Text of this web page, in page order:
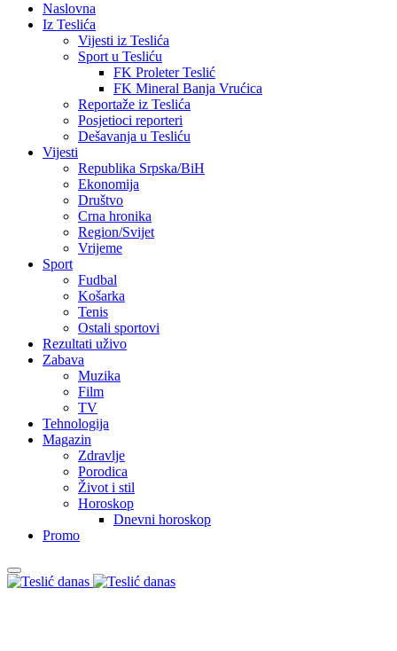
Naslovna
Iz Teslića
Vijesti iz Teslića
Sport u Tesliću
FK Proleter Teslić
FK Mineral Banja Vrućica
Reportaže iz Teslića
Posjetioci reporteri
Dešavanja u Tesliću
Vijesti
Republika Srpska/BiH
Ekonomija
Društvo
Crna hronika
Region/Svijet
Vrijeme
Sport
Fudbal
Košarka
Tenis
Ostali sportovi
Rezultati uživo
Zabava
Muzika
Film
TV
Tehnologija
Magazin
Zdravlje
Porodica
Život i stil
Horoskop
Dnevni horoskop
Promo